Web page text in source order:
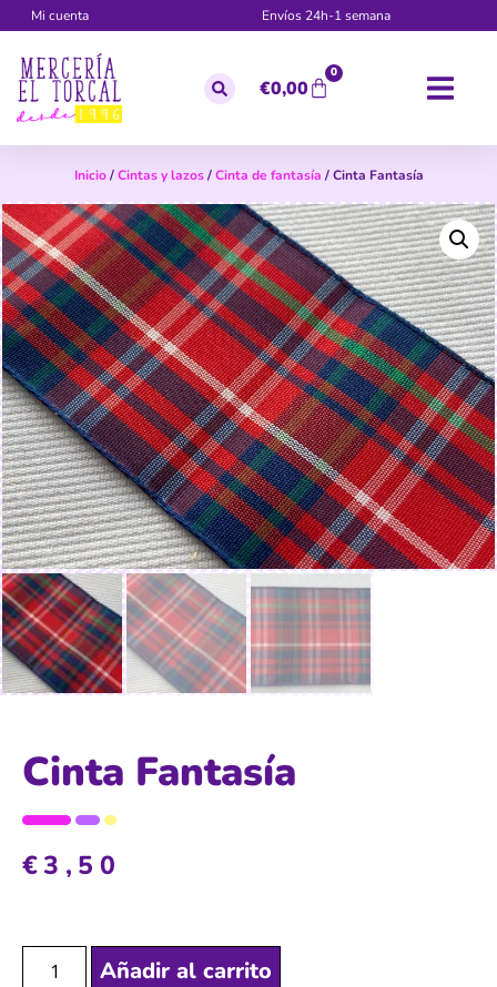
Mi cuenta Envíos 24h-1 semana
€0,00
0
Inicio/Cintas y lazos/Cinta de fantasía / Cinta Fantasía
Cinta Fantasía
€3,50
Añadir al carrito